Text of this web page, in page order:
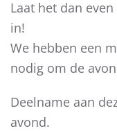
Laat het dan
in!
We hebben een
nodig om de
Deelname aan
avond.